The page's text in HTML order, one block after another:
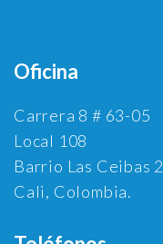
Oficina
Carrera 8 # 63-05
Local 108
Barrio Las Ceibas 2
Cali, Colombia.